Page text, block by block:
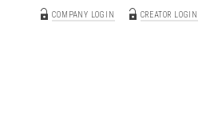
COMPANY LOGIN CREATOR LOGIN